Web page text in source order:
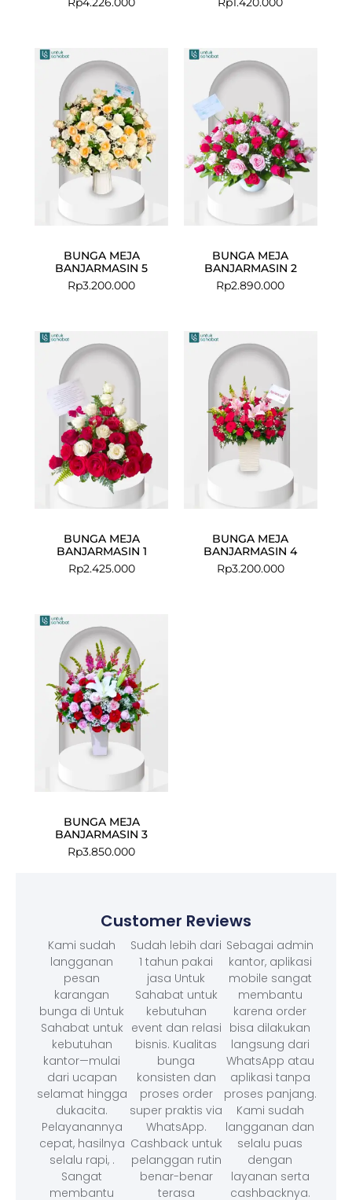
BUNGA MEJA
BANJARMASIN 5
Rp3.200.000
BUNGA MEJA
BANJARMASIN 2
Rp2.890.000
BUNGA MEJA
BANJARMASIN 1
Rp2.425.000
BUNGA MEJA
BANJARMASIN 4
Rp3.200.000
BUNGA MEJA
BANJARMASIN 3
Rp3.850.000
Customer Reviews
Kami sudah
langganan
pesan
karangan
bunga di Untuk
Sahabat untuk
kebutuhan
kantor—mulai
dari ucapan
selamat hingga
dukacita.
Pelayanannya
cepat, hasilnya
selalu rapi, .
Sangat
membantu
Sudah lebih dari
1 tahun pakai
jasa Untuk
Sahabat untuk
kebutuhan
event dan relasi
bisnis. Kualitas
bunga
konsisten dan
proses order
super praktis via
WhatsApp.
Cashback untuk
pelanggan rutin
benar-benar
terasa
Sebagai admin
kantor, aplikasi
mobile sangat
membantu
karena order
bisa dilakukan
langsung dari
WhatsApp atau
aplikasi tanpa
proses panjang.
Kami sudah
langganan dan
selalu puas
dengan
layanan serta
cashbacknya.